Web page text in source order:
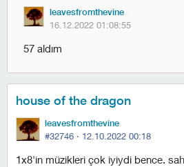
leavesfromthevine
16.12.2022 01:08:55
57 aldım
house of the dragon
leavesfromthevine
#32746 · 12.10.2022 00:18
1x8'in müzikleri çok iyiydi bence.